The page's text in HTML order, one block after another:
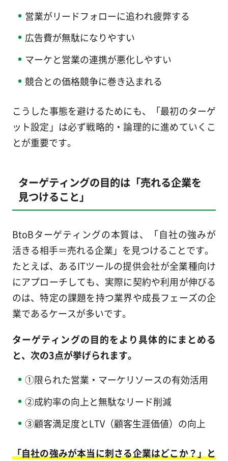
営業がリードフォローに追われ疲弊する
広告費が無駄になりやすい
マーケと営業の連携が悪化しやすい
競合との価格競争に巻き込まれる
こうした事態を避けるためにも、「最初のターゲ
ット設定」は必ず戦略的・論理的に進めていくこ
とが重要です。
ターゲティングの目的は「売れる企業を
見つけること」
BtoBターゲティングの本質は、「自社の強みが
活きる相手＝売れる企業」を見つけることです。
たとえば、あるITツールの提供会社が全業種向け
にアプローチしても、実際に契約や利用が伸びる
のは、特定の課題を持つ業界や成長フェーズの企
業であるケースが多いです。
ターゲティングの目的をより具体的にまとめる
と、次の3点が挙げられます。
①限られた営業・マーケリソースの有効活用
②成約率の向上と無駄なリード削減
③顧客満足度とLTV（顧客生涯価値）の向上
「自社の強みが本当に刺さる企業はどこか？」と